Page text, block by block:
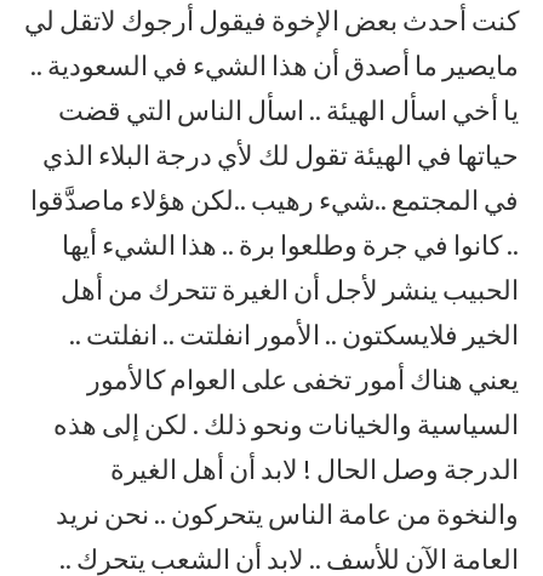
كنت أحدث بعض الإخوة فيقول أرجوك لاتقل لي
مايصير ما أصدق أن هذا الشيء في السعودية ..
يا أخي اسأل الهيئة .. اسأل الناس التي قضت
حياتها في الهيئة تقول لك لأي درجة البلاء الذي
في المجتمع ..شيء رهيب ..لكن هؤلاء ماصدَّقوا
.. كانوا في جرة وطلعوا برة .. هذا الشيء أيها
الحبيب ينشر لأجل أن الغيرة تتحرك من أهل
الخير فلايسكتون .. الأمور انفلتت .. انفلتت ..
يعني هناك أمور تخفى على العوام كالأمور
السياسية والخيانات ونحو ذلك . لكن إلى هذه
الدرجة وصل الحال ! لابد أن أهل الغيرة
والنخوة من عامة الناس يتحركون .. نحن نريد
العامة الآن للأسف .. لابد أن الشعب يتحرك ..